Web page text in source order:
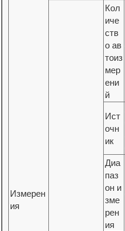
Измерен
ия
Кол
иче
ств
о ав
тоиз
мер
ени
й
Ист
очн
ик
Диа
паз
он и
зме
рен
ия